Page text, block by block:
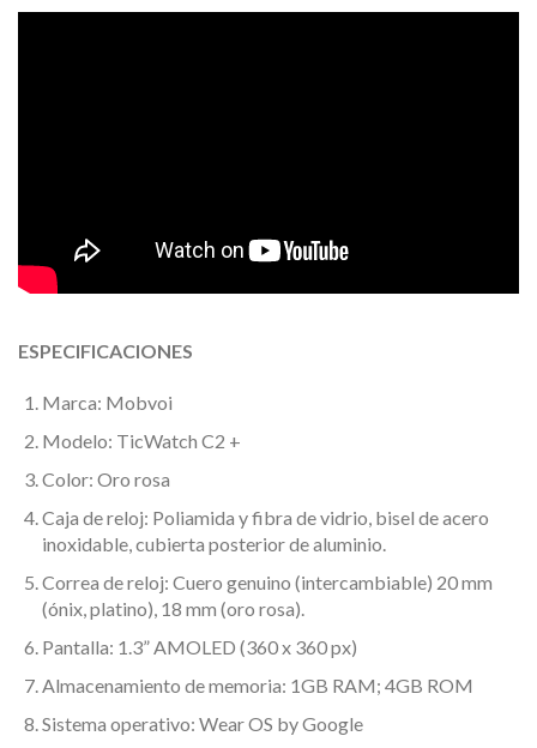
ESPECIFICACIONES
Marca: Mobvoi
Modelo: TicWatch C2 +
Color: Oro rosa
Caja de reloj: Poliamida y fibra de vidrio, bisel de acero
inoxidable, cubierta posterior de aluminio.
Correa de reloj: Cuero genuino (intercambiable) 20 mm
(ónix, platino), 18 mm (oro rosa).
Pantalla: 1.3” AMOLED (360 x 360 px)
Almacenamiento de memoria: 1GB RAM; 4GB ROM
Sistema operativo: Wear OS by Google